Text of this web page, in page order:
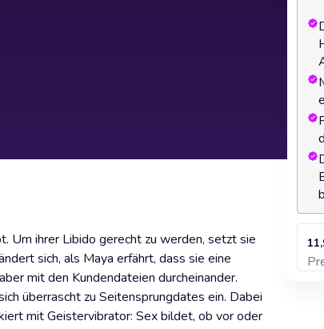
Um ihrer Libido gerecht zu werden, setzt sie
sich, als Maya erfährt, dass sie eine
mit den Kundendateien durcheinander.
überrascht zu Seitensprungdates ein. Dabei
mit Geistervibrator: Sex bildet, ob vor oder